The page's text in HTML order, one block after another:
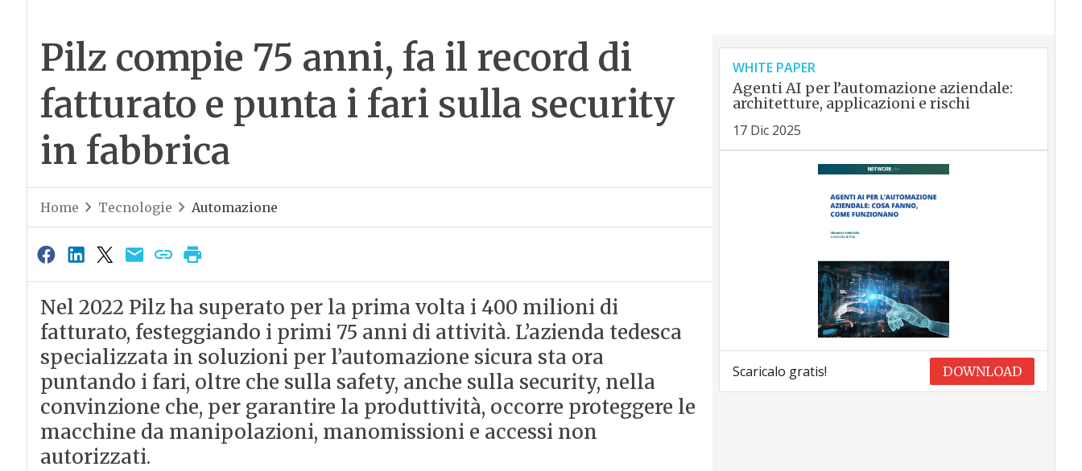
Pilz compie 75 anni, fa il record di
fatturato e punta i fari sulla security
in fabbrica
Home Tecnologie Automazione
Nel 2022 Pilz ha superato per la prima volta i 400 milioni di
fatturato, festeggiando i primi 75 anni di attività. L’azienda tedesca
specializzata in soluzioni per l’automazione sicura sta ora
puntando i fari, oltre che sulla safety, anche sulla security, nella
convinzione che, per garantire la produttività, occorre proteggere le
macchine da manipolazioni, manomissioni e accessi non
autorizzati.
WHITE PAPER
Agenti AI per l’automazione aziendale:
architetture, applicazioni e rischi
17 Dic 2025
Scaricalo gratis! DOWNLOAD